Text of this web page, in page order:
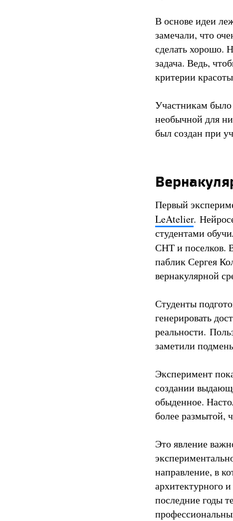
В основе идеи
замечали, что
сделать хорошо.
задача. Ведь,
критерии
Участникам было
необычной для
был создан при
Первый
LeAtelier.
студентами
СНТ и поселков.
паблик Сергея
вернакулярной
Студенты
генерировать
реальности.
заметили
Эксперимент
создании
обыденное.
более размытой,
Это явление
направление, в
архитектурного
последние годы